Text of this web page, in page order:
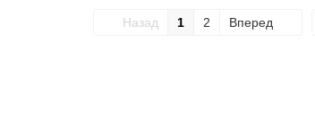
Назад 1 2 Вперед